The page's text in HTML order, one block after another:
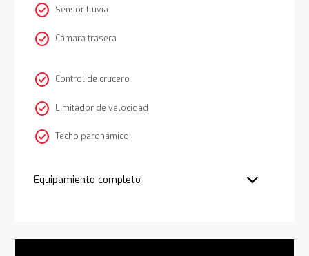
check_circle Sensor lluvia
check_circle Cámara trasera
check_circle Control de crucero
check_circle Limitador de velocidad
check_circle Techo paronámico
Equipamiento completo